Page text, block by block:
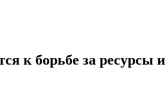
к борьбе за ресурсы